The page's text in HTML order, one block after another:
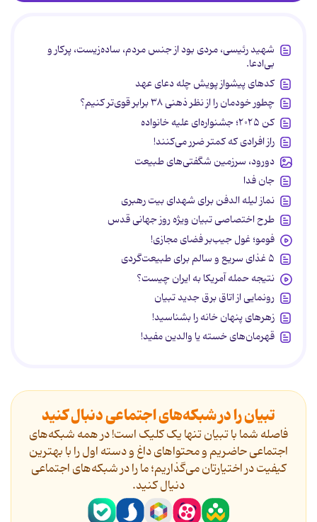
شهید رئیسی، مردی بود از جنس مردم، ساده‌زیست، پرکار و
بی‌ادعا.
کدهای پیشواز پویش چله دعای عهد
چطور خودمان را از نظر ذهنی ۳۸ برابر قوی‌تر کنیم؟
کن ۲۰۲۵؛ جشنواره‌ای علیه خانواده
راز افرادی که کمتر ضرر می‌کنند!
دورود، سرزمین شگفتی‌های طبیعت
جان فدا
نماز لیله الدفن برای شهدای بیت رهبری
طرح اختصاصی تبیان ویژه روز جهانی قدس
فومو؛ غول جیب‌بر فضای مجازی!
۵ غذای سریع و سالم برای طبیعت‌گردی
نتیجه حمله آمریکا به ایران چیست؟
رونمایی از اتاق برق جدید تبیان
زهرهای پنهان خانه را بشناسید!
قهرمان‌های خسته یا والدین مفید!
تبیان را در شبکه‌های اجتماعی دنبال کنید
فاصله شما با تبیان تنها یک کلیک است! در همه شبکه‌های
اجتماعی حاضریم و محتواهای داغ و دسته اول را با بهترین
کیفیت در اختیارتان می‌گذاریم؛ ما را در شبکه‌های اجتماعی
دنیال کنید.